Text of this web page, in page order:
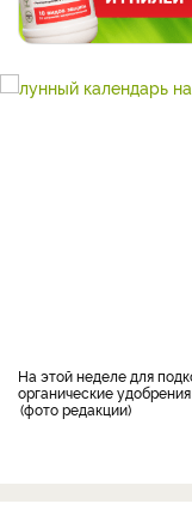
На этой неделе для подкормки земляники садовой выбирайте
органические удобрения
фото редакции